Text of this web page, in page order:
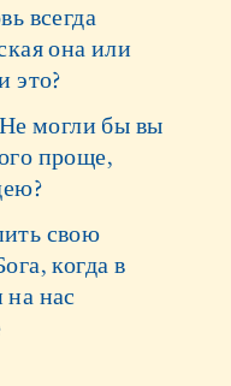
всегда
она или
это?
могли бы вы
проще,
свою
когда в
нас